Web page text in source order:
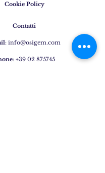
Cookie Policy
Contatti
: info@osigem.com
: +39 02 875745